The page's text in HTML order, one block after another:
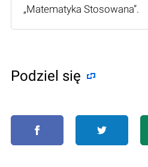
„Matematyka Stosowana”.
Podziel się